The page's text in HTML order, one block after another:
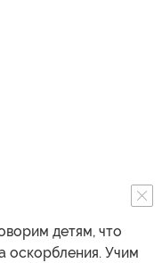
детям, что
оскорбления. Учим